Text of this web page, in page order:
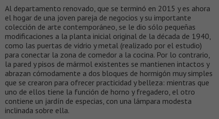
Al departamento renovado, que se terminó en 2015 y es ahora
el hogar de una joven pareja de negocios y su importante
colección de arte contemporáneo, se le dio sólo pequeñas
modificaciones a la planta inicial original de la década de 1940,
como las puertas de vidrio y metal (realizado por el estudio)
para conectar la zona de comedor a la cocina. Por lo contrario,
la pared y pisos de mármol existentes se mantienen intactos y
abrazan cómodamente a dos bloques de hormigón muy simples
que se crearon para ofrecer practicidad y belleza: mientras que
uno de ellos tiene la función de horno y fregadero, el otro
contiene un jardín de especias, con una lámpara modesta
inclinada sobre ella.